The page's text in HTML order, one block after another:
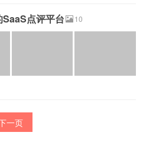
点评平台 10
一页